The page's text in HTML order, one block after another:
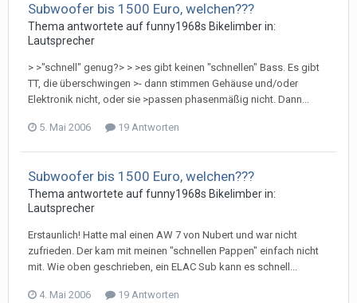
Subwoofer bis 1500 Euro, welchen???
Thema antwortete auffunny1968s Bikelimberin:
Lautsprecher
> >"schnell" genug?> > >es gibt keinen "schnellen" Bass. Es gibt
TT, die überschwingen >- dann stimmen Gehäuse und/oder
Elektronik nicht, oder sie >passen phasenmäßig nicht. Dann...
5. Mai 2006 19 Antworten
Subwoofer bis 1500 Euro, welchen???
Thema antwortete auffunny1968s Bikelimberin:
Lautsprecher
Erstaunlich! Hatte mal einen AW 7 von Nubert und war nicht
zufrieden. Der kam mit meinen "schnellen Pappen" einfach nicht
mit. Wie oben geschrieben, ein ELAC Sub kann es schnell...
4. Mai 2006 19 Antworten